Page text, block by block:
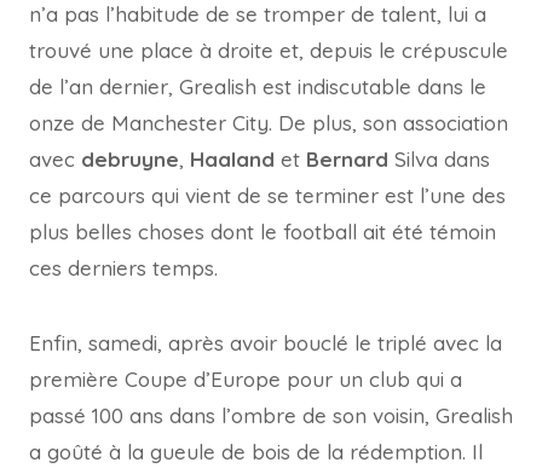
n’a pas l’habitude de se tromper de talent, lui a
trouvé une place à droite et, depuis le crépuscule
de l’an dernier, Grealish est indiscutable dans le
onze de Manchester City. De plus, son association
avec debruyne, Haaland et Bernard Silva dans
ce parcours qui vient de se terminer est l’une des
plus belles choses dont le football ait été témoin
ces derniers temps.
Enfin, samedi, après avoir bouclé le triplé avec la
première Coupe d’Europe pour un club qui a
passé 100 ans dans l’ombre de son voisin, Grealish
a goûté à la gueule de bois de la rédemption. Il